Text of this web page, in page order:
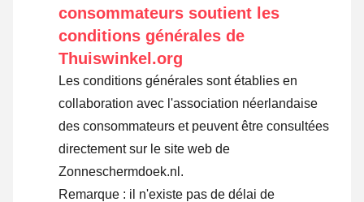
consommateurs soutient les
conditions générales de
Thuiswinkel.org
Les conditions générales sont établies en
collaboration avec l'association néerlandaise
des consommateurs et peuvent être consultées
directement sur le site web de
Zonneschermdoek.nl.
Remarque : il n'existe pas de délai de